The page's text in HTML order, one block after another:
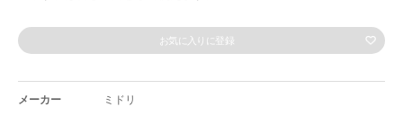
お気に入りに登録
メーカー ミドリ